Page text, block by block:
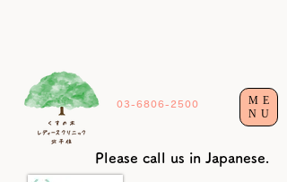
03-6806-2500
Please call us in Japanese.
ME
NU